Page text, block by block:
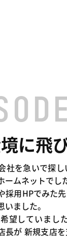
に飛
社を急いで探
ムネットでし
採用HPでみた
ました。
望していまし
長が 新規支店